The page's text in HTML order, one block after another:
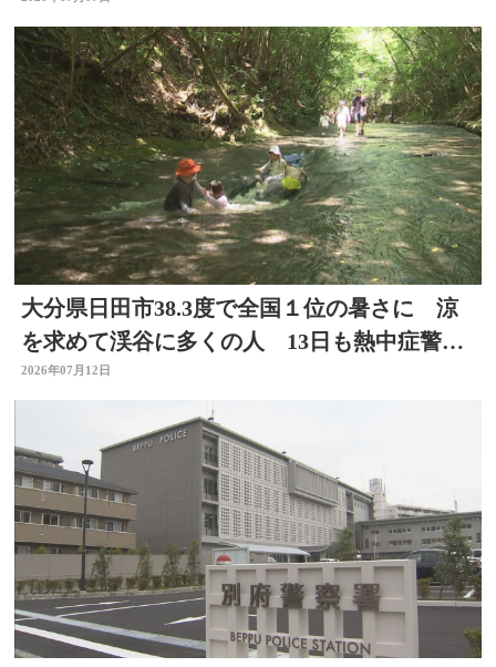
大分県日田市38.3度で全国１位の暑さに 涼
を求めて渓谷に多くの人 13日も熱中症警戒
アラート発表
2026年07月12日